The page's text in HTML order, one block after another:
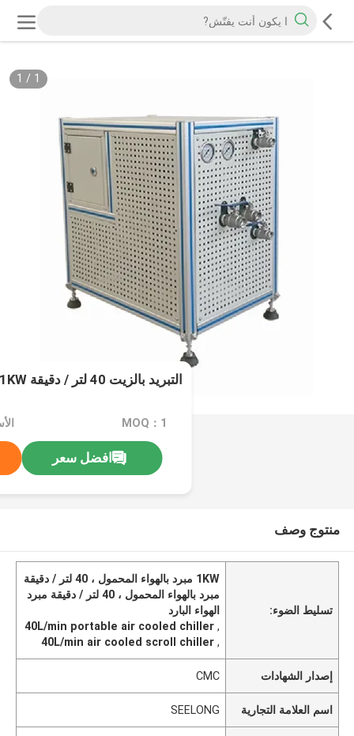
1
/
1
التبريد بالزيت 40 لتر / دقيقة 1KW مبرد الهواء المحمول
MOQ：1
افضل سعر
منتوج وصف
تسليط الضوء:
1KW مبرد بالهواء المحمول ، 40 لتر / دقيقة
مبرد بالهواء المحمول ، 40 لتر / دقيقة مبرد
الهواء البارد
,
40L/min portable air cooled chiller
,
40L/min air cooled scroll chiller
إصدار الشهادات CMC
اسم العلامة التجارية SEELONG